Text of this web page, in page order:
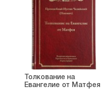
Толкование на
Евангелие от Матфея